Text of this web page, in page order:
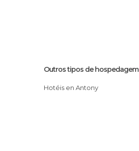
Outros tipos de hospedagem
Hotéis en Antony